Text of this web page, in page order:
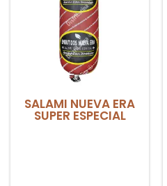
SALAMI NUEVA ERA
SUPER ESPECIAL